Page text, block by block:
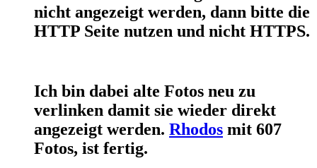
nicht angezeigt werden, dann bitte die
HTTP Seite nutzen und nicht HTTPS.
Ich bin dabei alte Fotos neu zu
verlinken damit sie wieder direkt
angezeigt werden. Rhodos mit 607
Fotos, ist fertig.